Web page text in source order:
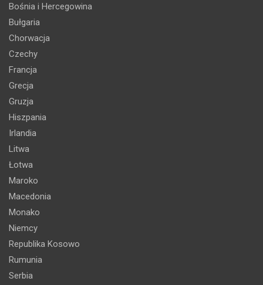
Bośnia i Hercegowina
Bułgaria
Chorwacja
Czechy
Francja
Grecja
Gruzja
Hiszpania
Irlandia
Litwa
Łotwa
Maroko
Macedonia
Monako
Niemcy
Republika Kosowo
Rumunia
Serbia